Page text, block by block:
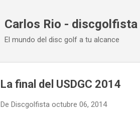
Carlos Rio -
El mundo del disc golf a tu alcance
La final del USDGC 2014
De Discgolfista octubre 06, 2014